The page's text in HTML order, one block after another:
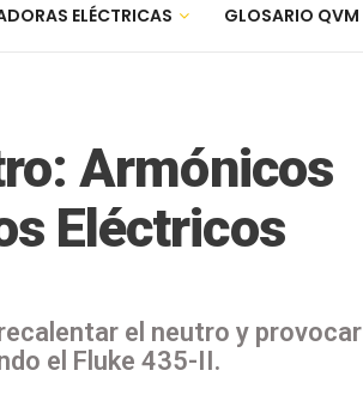
ELÉCTRICAS GLOSARIO QVM
Armónicos
Eléctricos
el neutro y provocar
el Fluke 435-II.